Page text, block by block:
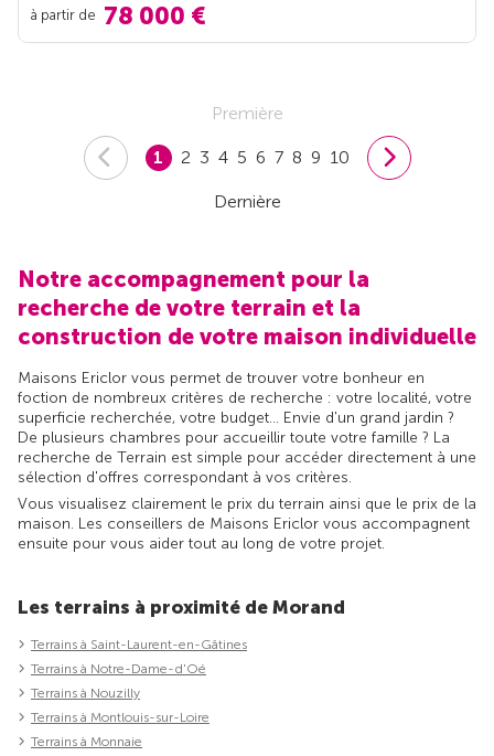
à partir de 78 000 €
Première
1 2 3 4 5 6 7 8 9 10
Dernière
Notre accompagnement pour la
recherche de votre terrain et la
construction de votre maison individuelle
Maisons Ericlor vous permet de trouver votre bonheur en
foction de nombreux critères de recherche : votre localité, votre
superficie recherchée, votre budget... Envie d'un grand jardin ?
De plusieurs chambres pour accueillir toute votre famille ? La
recherche de Terrain est simple pour accéder directement à une
sélection d'offres correspondant à vos critères.
Vous visualisez clairement le prix du terrain ainsi que le prix de la
maison. Les conseillers de Maisons Ericlor vous accompagnent
ensuite pour vous aider tout au long de votre projet.
Les terrains à proximité de Morand
Terrains à Saint-Laurent-en-Gâtines
Terrains à Notre-Dame-d'Oé
Terrains à Nouzilly
Terrains à Montlouis-sur-Loire
Terrains à Monnaie